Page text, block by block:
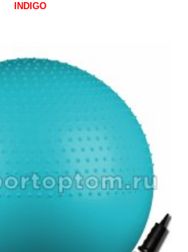
INDIGO